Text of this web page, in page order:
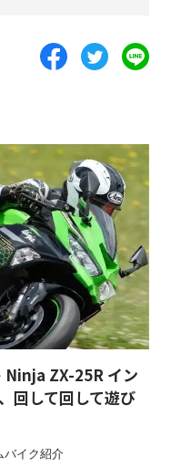
Ninja ZX-25R イン
回して回して遊び
バイク紹介